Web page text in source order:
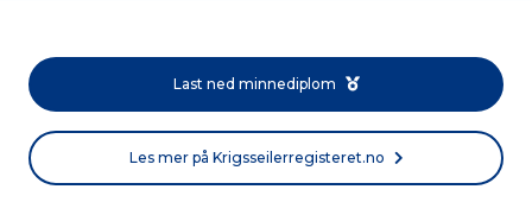
Last ned minnediplom
Les mer på Krigsseilerregisteret.no